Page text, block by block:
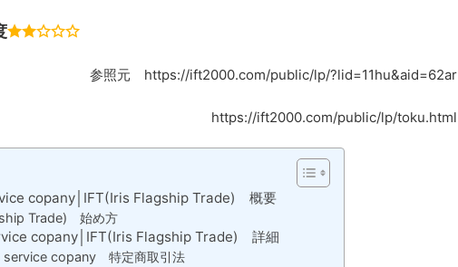
参照元 https://ift2000.com/public/lp/?lid=11hu&aid=62ar
https://ift2000.com/public/lp/toku.html
copany│IFT(Iris Flagship Trade) 概要
Trade) 始め方
copany│IFT(Iris Flagship Trade) 詳細
service copany 特定商取引法